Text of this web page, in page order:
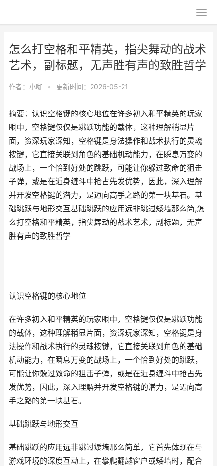
怎么打空格和平精英，指尖舞动的战术
艺术，副标题，无声胜有声的致胜哲学
作者： 小咖 • 更新时间：2026-05-21
摘要：认识空格键的核心地位在许多初入和平精英的玩家
眼中，空格键仅仅是跳跃功能的载体，这种理解稍显片
面，资深玩家深知，空格键是身法操作和战术执行的灵魂
按键，它直接关联到角色的基础机动能力，在瞬息万变的
战场上，一个恰到好处的跳跃，可能让你躲过致命的狙击
子弹，或是在近身缠斗中抢占先发优势，因此，深入理解
并开发空格键的潜力，是迈向高手之路的第一块基石。基
础跳跃与地形交互基础跳跃的应用远非跳过矮墙那么简,怎
么打空格和平精英，指尖舞动的战术艺术，副标题，无声
胜有声的致胜哲学
认识空格键的核心地位
在许多初入和平精英的玩家眼中，空格键仅仅是跳跃功能
的载体，这种理解稍显片面，资深玩家深知，空格键是身
法操作和战术执行的灵魂按键，它直接关联到角色的基础
机动能力，在瞬息万变的战场上，一个恰到好处的跳跃，
可能让你躲过致命的狙击子弹，或是在近身缠斗中抢占先
发优势，因此，深入理解并开发空格键的潜力，是迈向高
手之路的第一块基石。
基础跳跃与地形交互
基础跳跃的应用远非跳过矮墙那么简单，它首先体现在与
游戏环境的深度互动上，在攀爬翻越窗户或矮墙时，配合